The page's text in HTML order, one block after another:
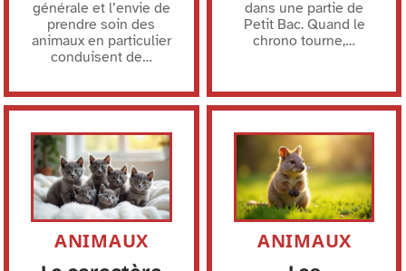
générale et l’envie de
prendre soin des
animaux en particulier
conduisent de…
dans une partie de
Petit Bac. Quand le
chrono tourne,…
ANIMAUX ANIMAUX